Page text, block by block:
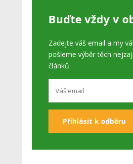
Buďte vždy v
Zadejte váš email a my
pošleme výběr těch
článků.